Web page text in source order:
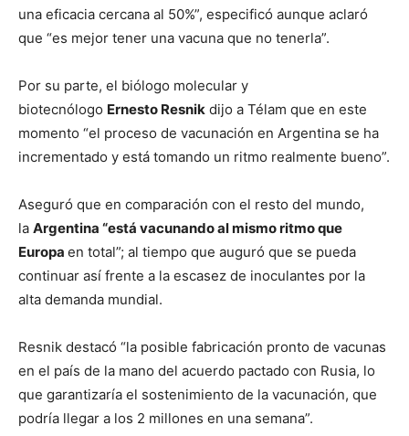
una eficacia cercana al 50%”, especificó aunque aclaró
que “es mejor tener una vacuna que no tenerla”.
Por su parte, el biólogo molecular y
biotecnólogo Ernesto Resnik dijo a Télam que en este
momento “el proceso de vacunación en Argentina se ha
incrementado y está tomando un ritmo realmente bueno”.
Aseguró que en comparación con el resto del mundo,
la Argentina “está vacunando al mismo ritmo que
Europa en total”; al tiempo que auguró que se pueda
continuar así frente a la escasez de inoculantes por la
alta demanda mundial.
Resnik destacó “la posible fabricación pronto de vacunas
en el país de la mano del acuerdo pactado con Rusia, lo
que garantizaría el sostenimiento de la vacunación, que
podría llegar a los 2 millones en una semana”.